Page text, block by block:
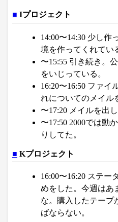
■ Iプロジェクト
14:00〜14:30 少し作
境を作ってくれてい
〜15:55 引き続き。
をいじっている。
16:20〜16:50 ファイ
れについてのメイル
〜17:20 メイルを出
〜17:50 2000では動
りしてた。
■ Kプロジェクト
16:00〜16:20 ステー
めをした。今週はあ
な。購入したテープ
ばならない。